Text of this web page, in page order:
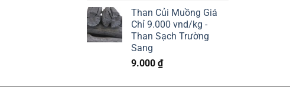
Than Củi Muồng Giá
Chỉ 9.000 vnd/kg -
Than Sạch Trường
Sang
9.000 ₫